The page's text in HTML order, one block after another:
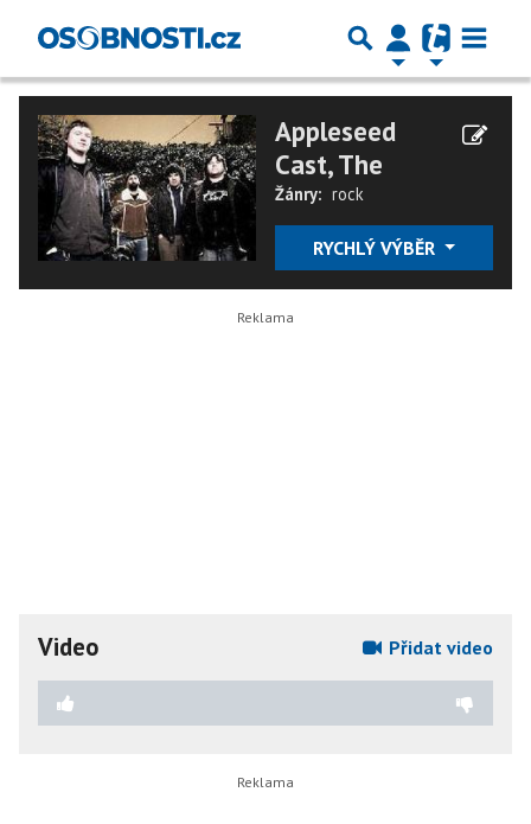
Appleseed
Cast, The
Žánry: rock
RYCHLÝ VÝBĚR
Video Přidat video